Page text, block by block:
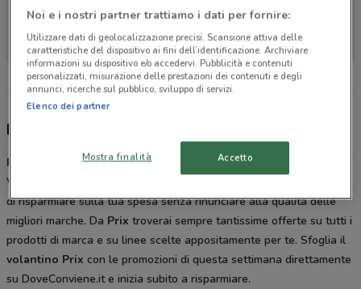
Non ci sono negozi nelle vicinanze
Discount italiano
Prix
è la catena di supermercati discount dislocati in Lombardia,
Veneto, Trentino Alto Adige e Friuli Venezia Giulia che ti permette
di risparmiare sulla tua spesa senza rinunciare alla qualità delle
migliori marche. Da Prix troverai sempre tantissime offerte su tutti i
prodotti di marca e su linee scelte appositamente per te. Sfoglia il
volantino Prix con le promozioni di questa settimana direttamente
su DoveConviene.it e inizia subito a risparmiare.
Noi e i nostri partner trattiamo i dati per fornire:
Utilizzare dati di geolocalizzazione precisi. Scansione attiva delle
caratteristiche del dispositivo ai fini dell’identificazione. Archiviare
informazioni su dispositivo e/o accedervi. Pubblicità e contenuti
personalizzati, misurazione delle prestazioni dei contenuti e degli
annunci, ricerche sul pubblico, sviluppo di servizi.
Elenco dei partner
Mostra finalità Accetto